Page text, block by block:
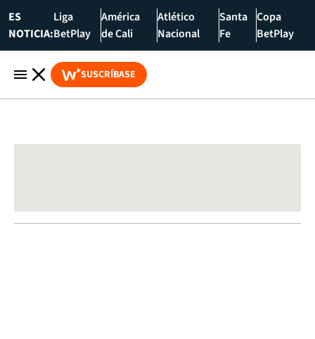
ES
NOTICIA:
Liga
BetPlay
América
de Cali
Atlético
Nacional
Santa
Fe
Copa
BetPlay
SUSCRÍBASE